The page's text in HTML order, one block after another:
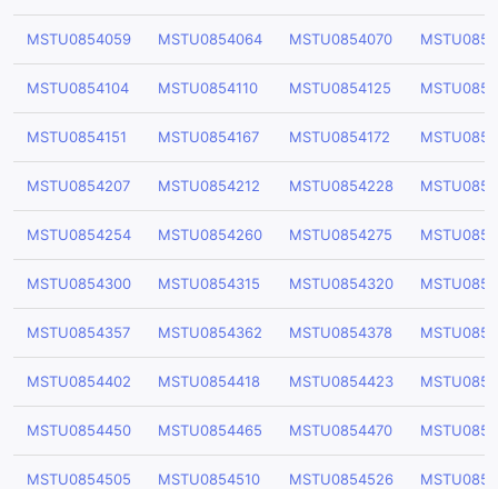
MSTU0854059 MSTU0854064 MSTU0854070
MSTU0854104 MSTU0854110 MSTU0854125
MSTU0854151 MSTU0854167 MSTU0854172
MSTU0854207 MSTU0854212 MSTU0854228
MSTU0854254 MSTU0854260 MSTU0854275
MSTU0854300 MSTU0854315 MSTU0854320
MSTU0854357 MSTU0854362 MSTU0854378
MSTU0854402 MSTU0854418 MSTU0854423
MSTU0854450 MSTU0854465 MSTU0854470
MSTU0854505 MSTU0854510 MSTU0854526